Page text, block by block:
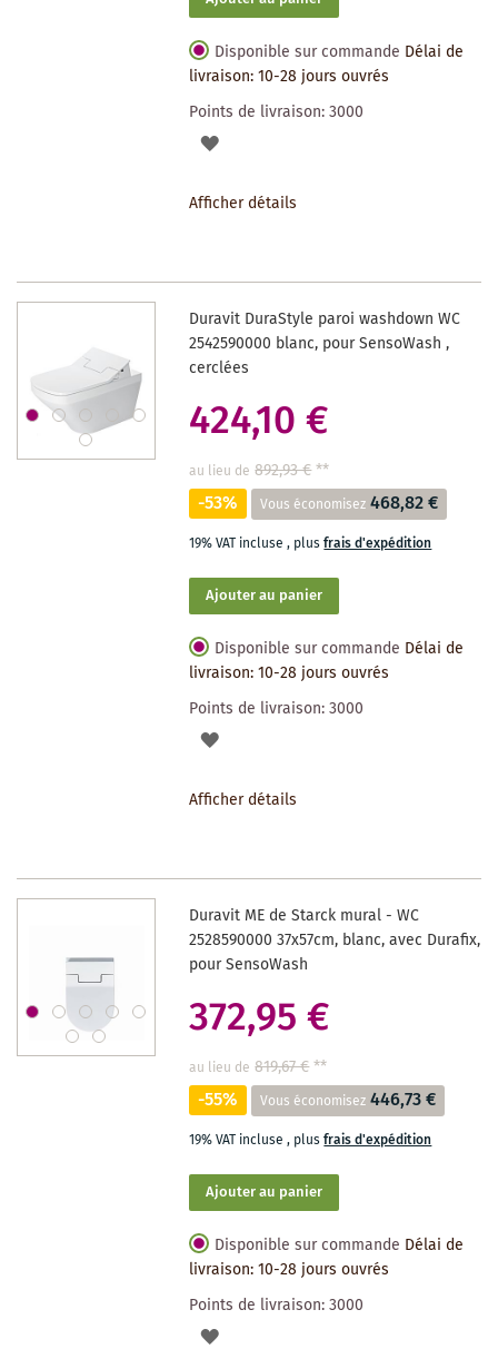
Disponible sur commande Délai de
livraison: 10-28 jours ouvrés
Points de livraison:3000
AJOUTER
SOUHAITS
Afficher détails
Duravit DuraStyle paroi washdown WC
2542590000 blanc, pour SensoWash ,
cerclées
424,10 €
au lieu de 892,93 €**
-53% Vous économisez 468,82 €
19% VAT incluse, plusfrais d'expédition
Ajouter au panier
Disponible sur commande Délai de
livraison: 10-28 jours ouvrés
Points de livraison:3000
AJOUTER
SOUHAITS
Afficher détails
Duravit ME de Starck mural - WC
2528590000 37x57cm, blanc, avec Durafix,
pour SensoWash
372,95 €
au lieu de 819,67 €**
-55% Vous économisez 446,73 €
19% VAT incluse, plusfrais d'expédition
Ajouter au panier
Disponible sur commande Délai de
livraison: 10-28 jours ouvrés
Points de livraison:3000
AJOUTER